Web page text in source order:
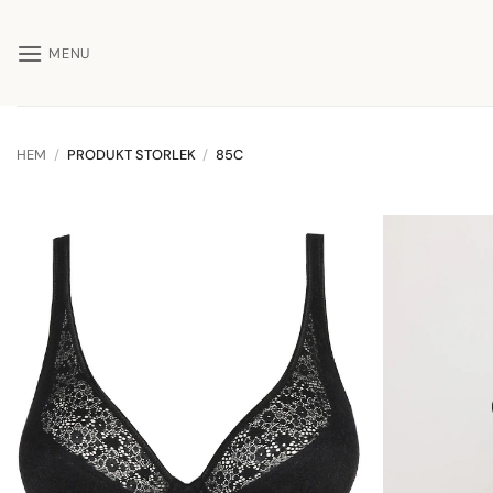
content
MENU
HEM / PRODUKT STORLEK / 85C